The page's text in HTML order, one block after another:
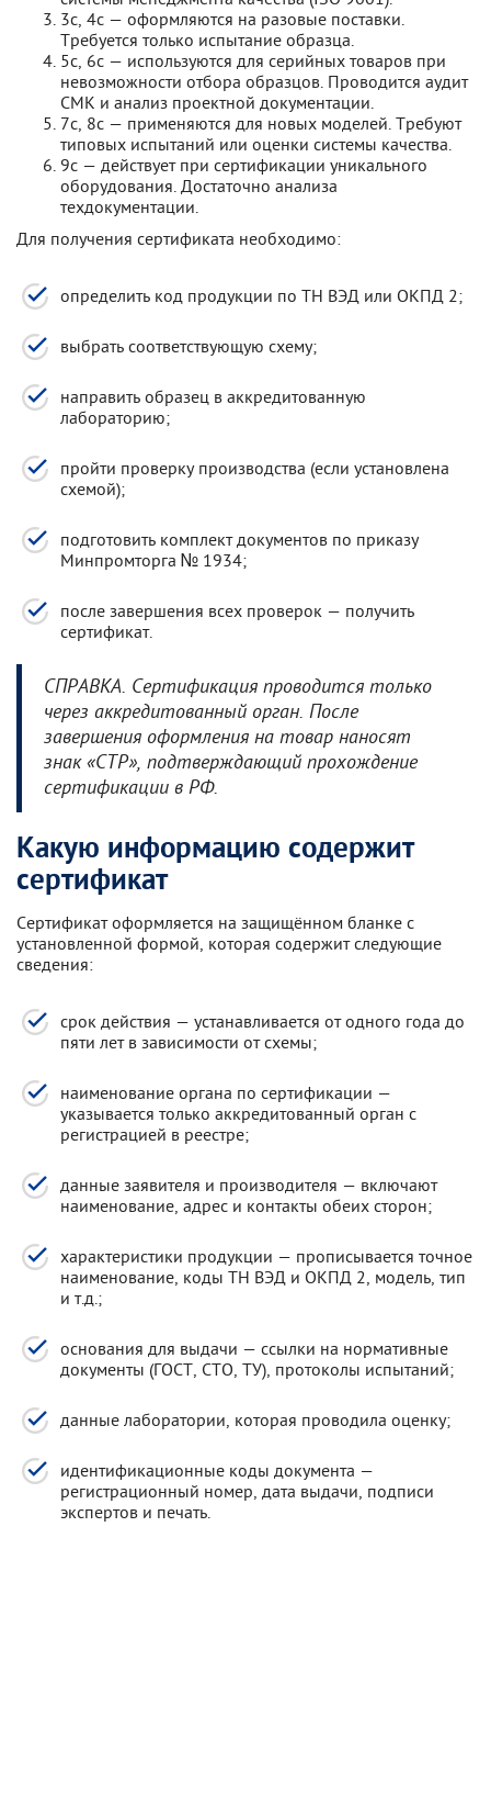
3с, 4с — оформляются на разовые поставки.
Требуется только испытание образца.
5с, 6с — используются для серийных товаров при
невозможности отбора образцов. Проводится аудит
СМК и анализ проектной документации.
7с, 8с — применяются для новых моделей. Требуют
типовых испытаний или оценки системы качества.
9с — действует при сертификации уникального
оборудования. Достаточно анализа
техдокументации.
Для получения сертификата необходимо:
определить код продукции по ТН ВЭД или ОКПД 2;
выбрать соответствующую схему;
направить образец в аккредитованную
лабораторию;
пройти проверку производства (если установлена
схемой);
подготовить комплект документов по приказу
Минпромторга № 1934;
после завершения всех проверок — получить
сертификат.
СПРАВКА. Сертификация проводится только
через аккредитованный орган. После
завершения оформления на товар наносят
знак «СТР», подтверждающий прохождение
сертификации в РФ.
Какую информацию содержит
сертификат
Сертификат оформляется на защищённом бланке с
установленной формой, которая содержит следующие
сведения:
срок действия — устанавливается от одного года до
пяти лет в зависимости от схемы;
наименование органа по сертификации —
указывается только аккредитованный орган с
регистрацией в реестре;
данные заявителя и производителя — включают
наименование, адрес и контакты обеих сторон;
характеристики продукции — прописывается точное
наименование, коды ТН ВЭД и ОКПД 2, модель, тип
и т.д.;
основания для выдачи — ссылки на нормативные
документы (ГОСТ, СТО, ТУ), протоколы испытаний;
данные лаборатории, которая проводила оценку;
идентификационные коды документа —
регистрационный номер, дата выдачи, подписи
экспертов и печать.